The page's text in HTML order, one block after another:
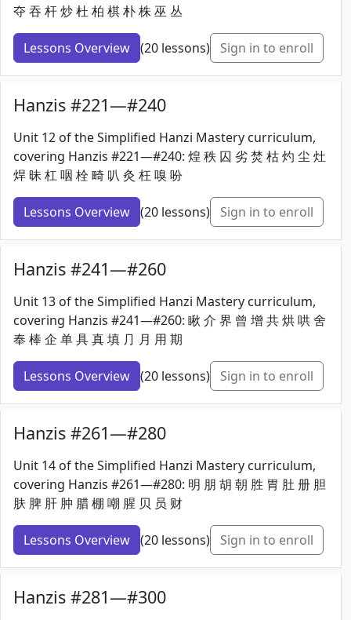
夺 吞 杆 炒 杜 柏 棋 朴 株 巫 丛
Lessons Overview (20 lessons) Sign in to enroll
Hanzis #221—#240
Unit 12 of the Simplified Hanzi Mastery curriculum,
covering Hanzis #221—#240: 煌 秩 囚 劣 焚 枯 灼 尘 灶
焊 昧 杠 咽 栓 畸 叭 灸 枉 嗅 吩
Lessons Overview (20 lessons) Sign in to enroll
Hanzis #241—#260
Unit 13 of the Simplified Hanzi Mastery curriculum,
covering Hanzis #241—#260: 瞅 介 界 曾 增 共 烘 哄 舍
奉 棒 企 单 具 真 填 ⺆ 月 用 期
Lessons Overview (20 lessons) Sign in to enroll
Hanzis #261—#280
Unit 14 of the Simplified Hanzi Mastery curriculum,
covering Hanzis #261—#280: 明 朋 胡 朝 胜 胃 肚 册 胆
肤 脾 肝 肿 腊 棚 嘲 腥 贝 员 财
Lessons Overview (20 lessons) Sign in to enroll
Hanzis #281—#300